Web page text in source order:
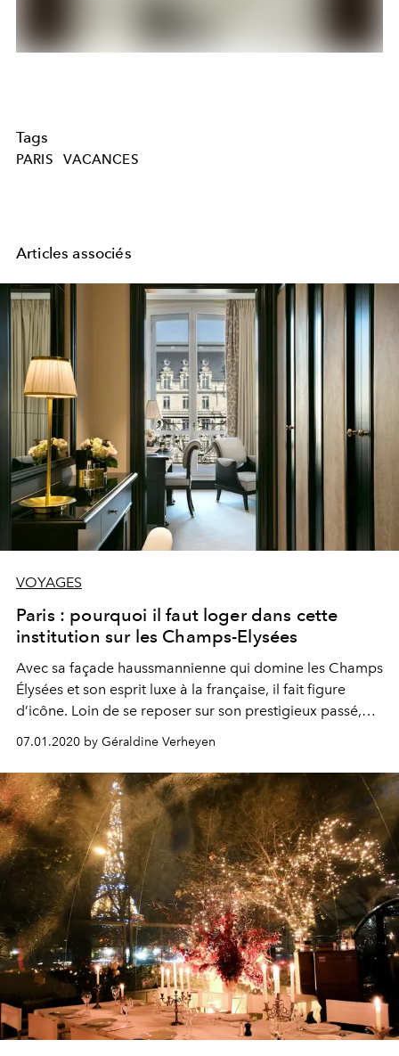
Tags
PARIS VACANCES
Articles associés
VOYAGES
Paris : pourquoi il faut loger dans cette
institution sur les Champs-Elysées
Avec sa façade haussmannienne qui domine les Champs
Élysées et son esprit luxe à la française, il fait figure
d’icône. Loin de se reposer sur son prestigieux passé,
l’Hôtel Barrière Le Fouquet’s se réinvente sans cesse,
avec la volonté de perdurer.
07.01.2020 by Géraldine Verheyen